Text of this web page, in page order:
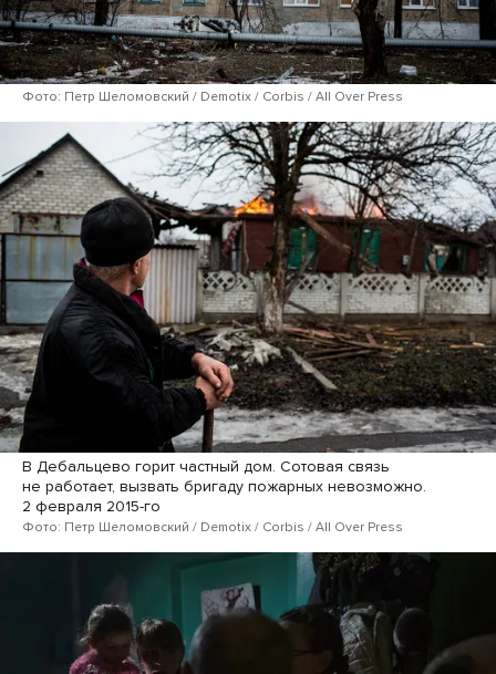
Фото: Петр Шеломовский / Demotix / Corbis / All Over Press
В Дебальцево горит частный дом. Сотовая связь
не работает, вызвать бригаду пожарных невозможно.
2 февраля 2015-го
Фото: Петр Шеломовский / Demotix / Corbis / All Over Press